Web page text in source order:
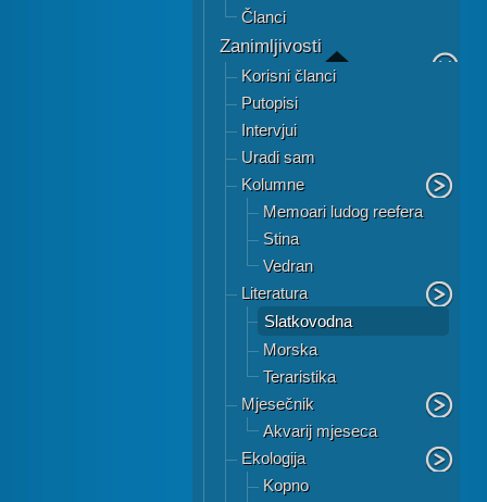
Članci
Zanimljivosti
Korisni članci
Putopisi
Intervjui
Uradi sam
Kolumne
Memoari ludog reefera
Stina
Vedran
Literatura
Slatkovodna
Morska
Teraristika
Mjesečnik
Akvarij mjeseca
Ekologija
Kopno